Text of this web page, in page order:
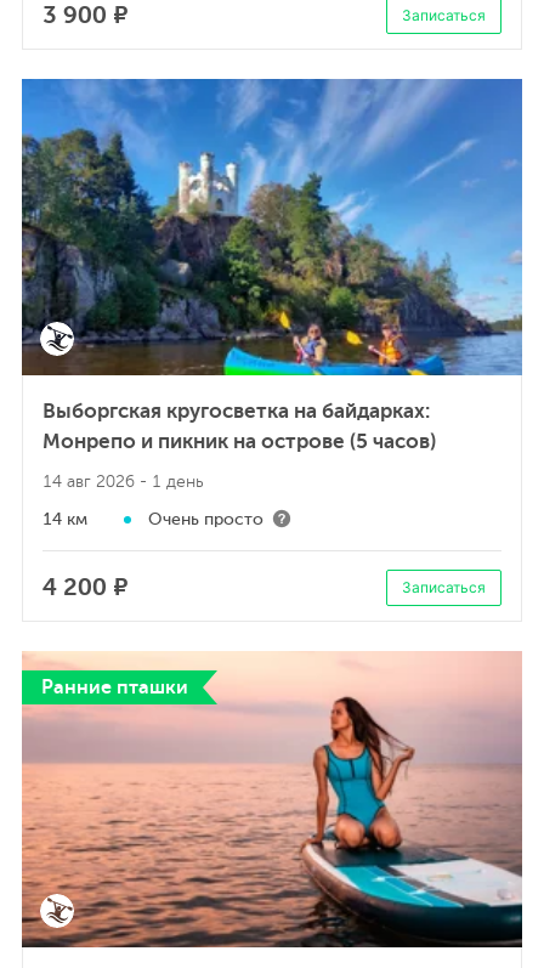
3 900 ₽ Записаться
Выборгская кругосветка на байдарках:
Монрепо и пикник на острове (5 часов)
14 авг 2026 - 1 день
14 км Очень просто
4 200 ₽ Записаться
Ранние пташки